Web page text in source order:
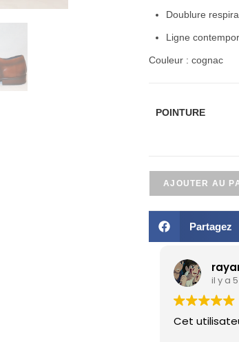
Doublure
Ligne
Couleur : cognac
POINTURE
AJOUTER AU
il y a
Cet